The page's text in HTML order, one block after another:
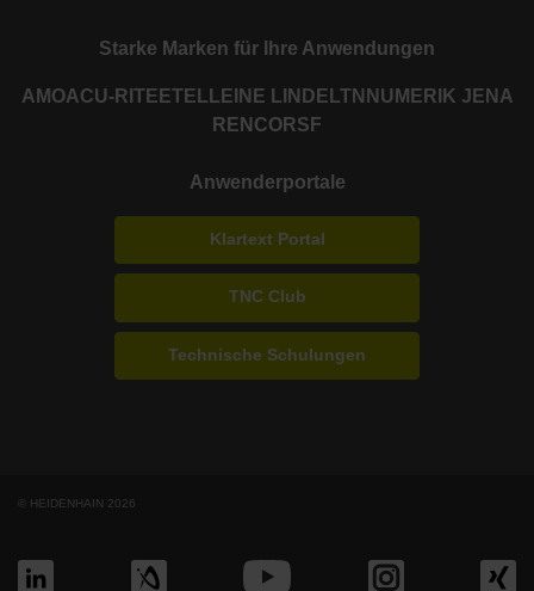
Starke Marken für Ihre Anwendungen
AMOACU-RITE ETEL LEINE LINDE LTN NUMERIK JENA
RENCORSF
Anwenderportale
Klartext Portal
TNC Club
Technische Schulungen
© HEIDENHAIN 2026